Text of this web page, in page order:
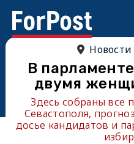
Новости
В
двумя
Здесь собраны все
Севастополя,
досье кандидатов и